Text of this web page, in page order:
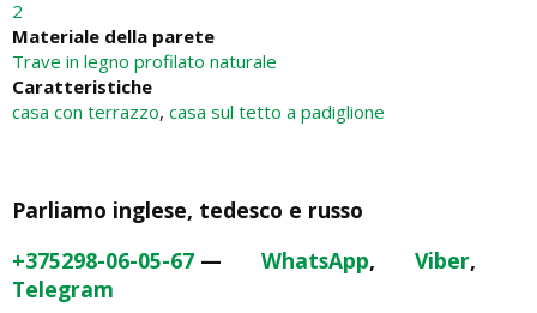
2
Materiale della parete
Trave in legno profilato naturale
Caratteristiche
casa con terrazzo, casa sul tetto a padiglione
Parliamo inglese, tedesco e russo
+375298-06-05-67 — WhatsApp, Viber,
Telegram